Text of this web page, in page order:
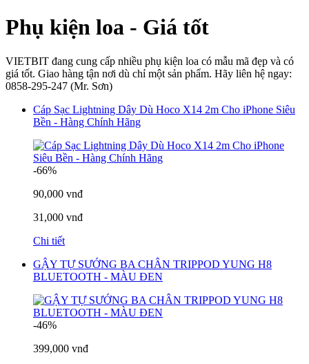
Phụ kiện loa - Giá tốt
VIETBIT đang cung cấp nhiều phụ kiện loa có mẫu mã đẹp và có
giá tốt. Giao hàng tận nơi dù chỉ một sản phẩm. Hãy liên hệ ngay:
0858-295-247 (Mr. Sơn)
Cáp Sạc Lightning Dây Dù Hoco X14 2m Cho iPhone Siêu
Bền - Hàng Chính Hãng
-66%
90,000 vnđ
31,000 vnđ
Chi tiết
GẬY TỰ SƯỚNG BA CHÂN TRIPPOD YUNG H8
BLUETOOTH - MÀU ĐEN
-46%
399,000 vnđ